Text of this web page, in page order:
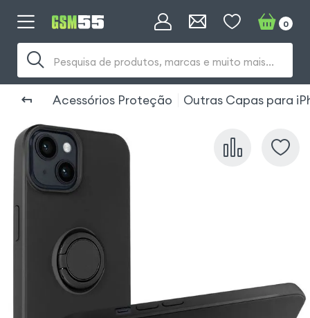
Pesquisa de produtos, marcas e muito mais...
0
Acessórios Proteção Outras Capas para